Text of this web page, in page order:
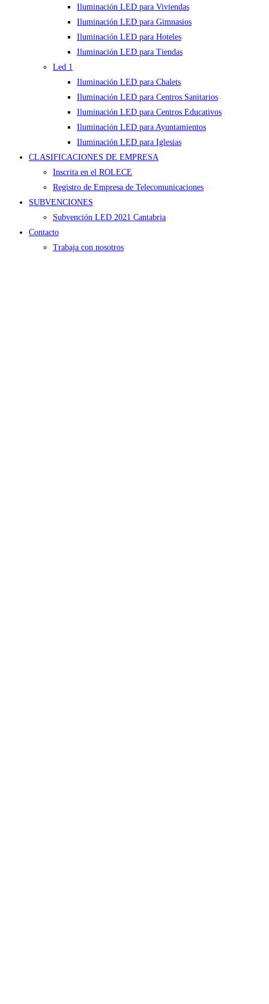
Iluminación LED para Viviendas
Iluminación LED para Gimnasios
Iluminación LED para Hoteles
Iluminación LED para Tiendas
Led 1
Iluminación LED para Chalets
Iluminación LED para Centros Sanitarios
Iluminación LED para Centros Educativos
Iluminación LED para Ayuntamientos
Iluminación LED para Iglesias
CLASIFICACIONES DE EMPRESA
Inscrita en el ROLECE
Registro de Empresa de Telecomunicaciones
SUBVENCIONES
Subvención LED 2021 Cantabria
Contacto
Trabaja con nosotros